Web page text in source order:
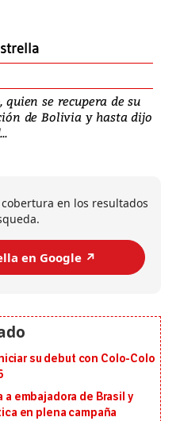
se recupera de su
de Bolivia y hasta dijo
en los resultados
en Google ↗️
su debut con Colo-Colo
embajadora de Brasil y
en plena campaña